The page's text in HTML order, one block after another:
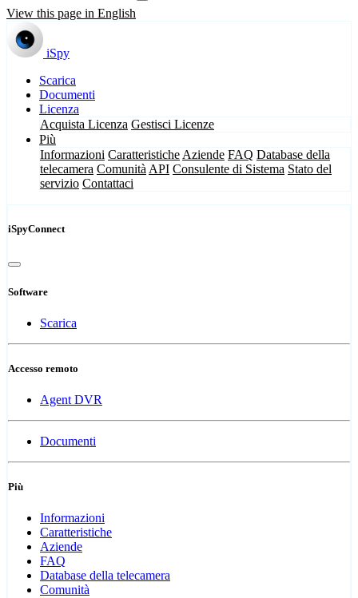
View this page in English
iSpy
Scarica
Documenti
Licenza
Acquista Licenza Gestisci Licenze
Più
Informazioni Caratteristiche Aziende FAQ Database della
telecamera Comunità API Consulente di Sistema Stato del
servizio Contattaci
iSpyConnect
Software
Scarica
Accesso remoto
Agent DVR
Documenti
Più
Informazioni
Caratteristiche
Aziende
FAQ
Database della telecamera
Comunità